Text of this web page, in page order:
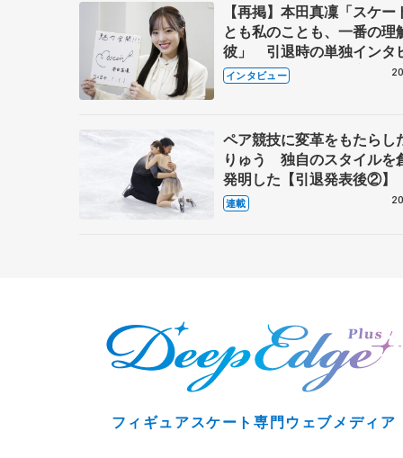
【再掲】本田真凜「スケー
とも私のことも、一番の理
彼」 引退時の単独インタ
で語った競技人生や家族、
これからの夢…
インタビュー
ペア競技に変革をもたらし
りゅう 独自のスタイルを
発明した【引退発表後②】
連載
フィギュアスケート専門ウェブメディア